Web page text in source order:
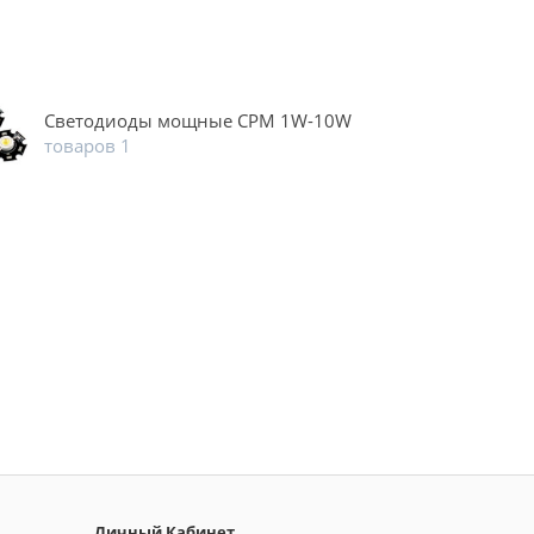
Светодиоды мощные CPM 1W-10W
товаров 1